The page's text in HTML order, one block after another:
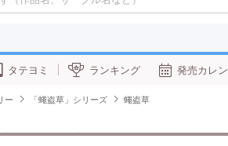
タテヨミ ランキング 発売カレ
ー 「蠅盗草」シリーズ 蠅盗草